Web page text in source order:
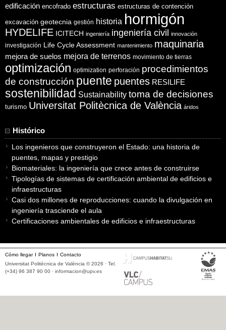
edificación encofrado estructuras estructuras de contención
excavación geotecnia gestión historia hormigón
HYDELIFE ICITECH ingeniería ingeniería civil innovación
investigación Life Cycle Assessment mantenimiento maquinaria
mejora de suelos mejora de terrenos movimiento de tierras
optimización optimization perforación procedimientos
de construcción puente puentes RESILIFE
sostenibilidad Sustainability toma de decisiones
turismo Universitat Politècnica de València áridos
Histórico
Los ingenieros que construyeron el Estado: una historia de
puentes, mapas y prestigio
Biomateriales: la ingeniería que crece antes de construirse
Tipologías de sistemas de certificación ambiental de edificios e
infraestructuras
Casi dos millones de reproducciones: cuando la divulgación en
ingeniería trasciende el aula
Certificaciones ambientales de edificios e infraestructuras
Cómo llegar Planos
Contacto
Universitat Politècnica de València © 2026 · Tel.
(+34) 96 387 90 00 · informacion@upv.es